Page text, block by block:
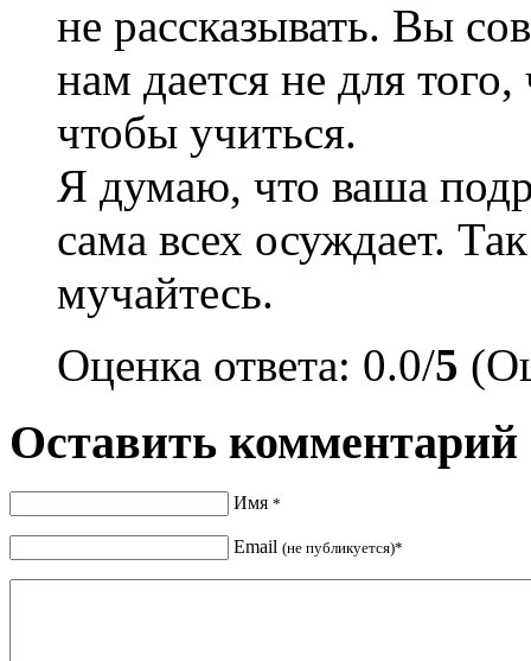
не рассказывать. Вы
нам дается не для
чтобы учиться.
Я думаю, что ваша
сама всех осуждает.
мучайтесь.
Оценка ответа: 0.0/5
Оставить комментарий
Имя *
Email (не публикуется)*